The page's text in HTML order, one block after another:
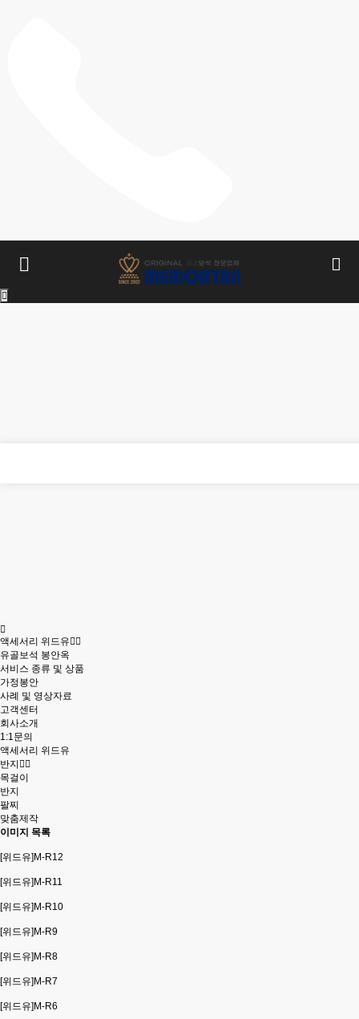
액세서리 위드유
유골보석 봉안옥
서비스 종류 및 상품
가정봉안
사례 및 영상자료
고객센터
회사소개
1:1문의
액세서리 위드유
반지
목걸이
반지
팔찌
맞춤제작
이미지 목록
[위드유]M-R12
[위드유]M-R11
[위드유]M-R10
[위드유]M-R9
[위드유]M-R8
[위드유]M-R7
[위드유]M-R6